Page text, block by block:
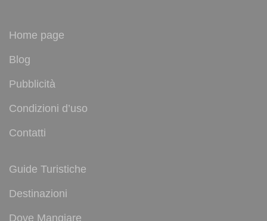
Home page
Blog
Pubblicità
Condizioni d’uso
Contatti
Guide Turistiche
Destinazioni
Dove Mangiare